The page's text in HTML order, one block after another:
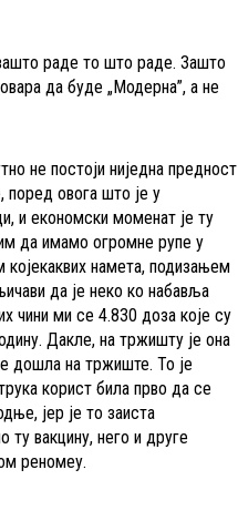
раде то што раде. Зашто
да буде „Модерна”, а не
не постоји ниједна предност
поред овога што је у
и економски моменат је ту
да имамо огромне рупе у
којекаквих намета, подизањем
да је неко ко набавља
чини ми се 4.830 доза које су
Дакле, на тржишту је она
дошла на тржиште. То је
корист била прво да се
јер је то заиста
ту вакцину, него и друге
реномеу.